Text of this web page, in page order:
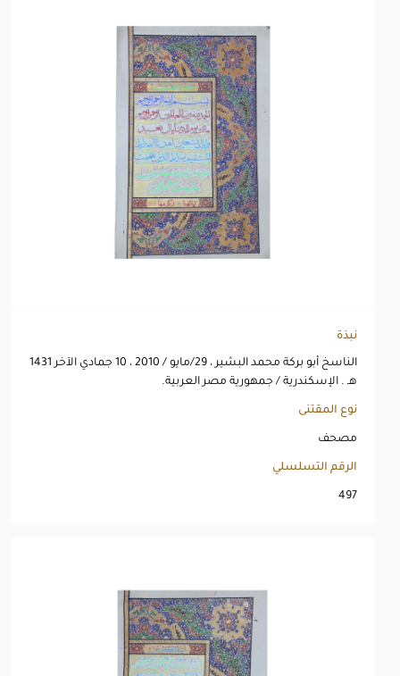
نبذة
الناسخ أبو بركة محمد البشير ، 29/مايو / 2010 ، 10 جمادي الآخر 1431
هـ . الإسكندرية / جمهورية مصر العربية.
نوع المقتنى
مصحف
الرقم التسلسلي
497